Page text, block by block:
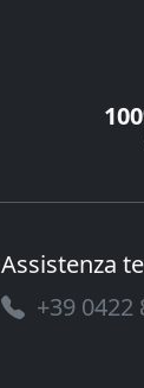
Assistenza
+39 0422